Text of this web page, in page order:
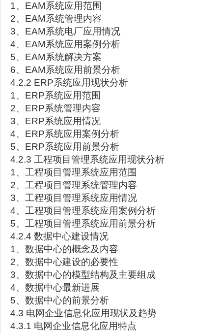
1、EAM系统应用范围
2、EAM系统管理内容
3、EAM系统电厂应用情况
4、EAM系统应用案例分析
5、EAM系统解决方案
6、EAM系统应用前景分析
4.2.2 ERP系统应用现状分析
1、ERP系统应用范围
2、ERP系统管理内容
3、ERP系统应用情况
4、ERP系统应用案例分析
5、ERP系统应用前景分析
4.2.3 工程项目管理系统应用现状分析
1、工程项目管理系统应用范围
2、工程项目管理系统管理内容
3、工程项目管理系统应用情况
4、工程项目管理系统应用案例分析
5、工程项目管理系统应用前景分析
4.2.4 数据中心建设情况
1、数据中心的概念及内容
2、数据中心建设的必要性
3、数据中心的模型结构及主要组成
4、数据中心最新进展
5、数据中心的前景分析
4.3 电网企业信息化应用现状及趋势
4.3.1 电网企业信息化应用特点